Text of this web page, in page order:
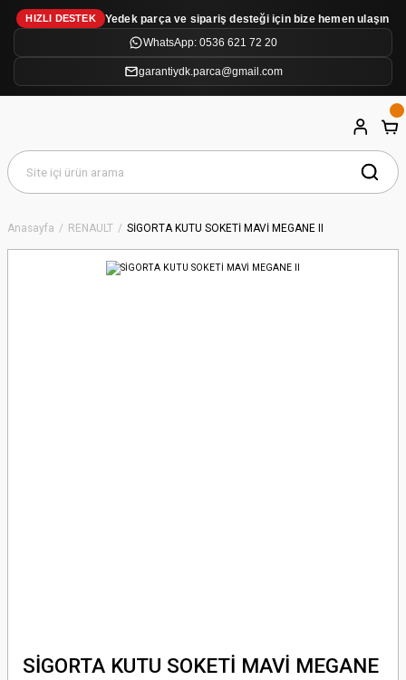
HIZLI DESTEK
Yedek parça ve sipariş desteği için bize hemen ulaşın
WhatsApp: 0536 621 72 20
garantiydk.parca@gmail.com
Anasayfa RENAULT SİGORTA KUTU SOKETİ MAVİ MEGANE II
SİGORTA KUTU SOKETİ MAVİ MEGANE